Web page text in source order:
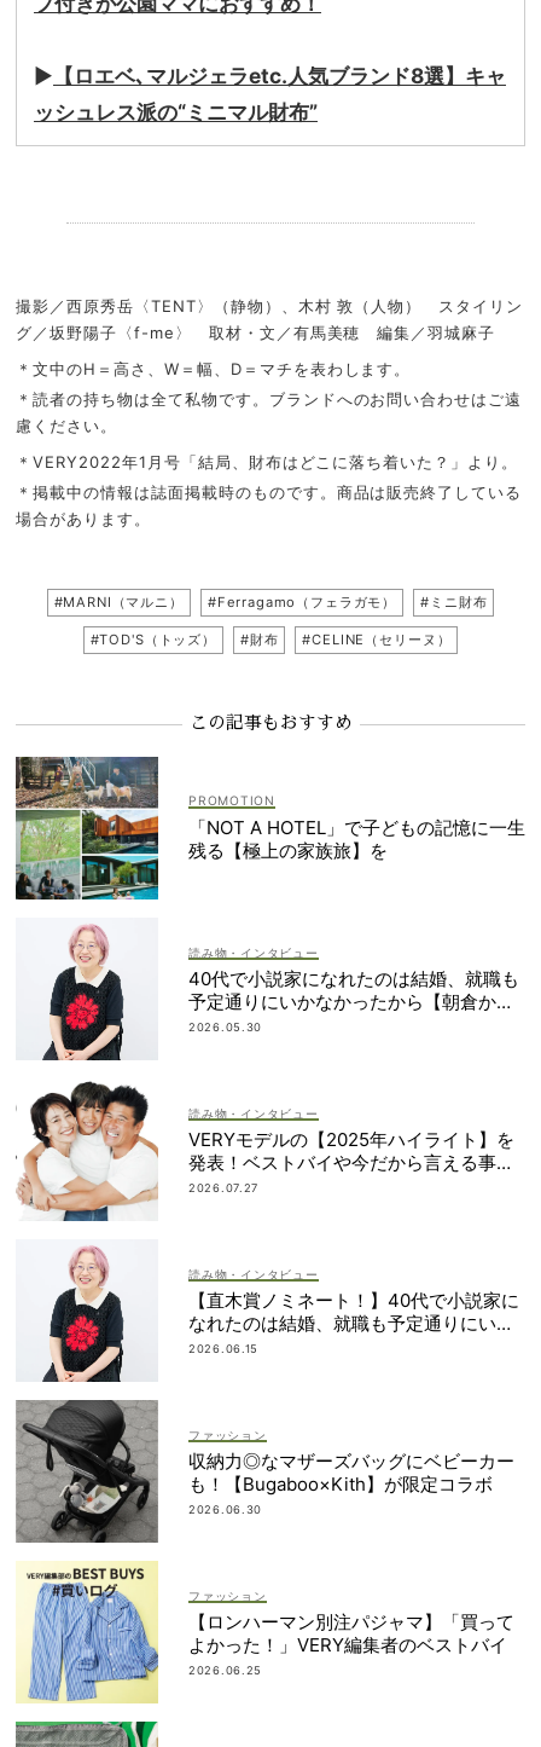
▶︎ 【ロエベ､マルジェラetc.人気ブランド8選】キャ
ッシュレス派の“ミニマル財布”
撮影／西原秀岳〈TENT〉（静物）、木村 敦（人物） スタイリン
グ／坂野陽子〈f-me〉 取材・文／有馬美穂 編集／羽城麻子
＊文中のH＝高さ、W＝幅、D＝マチを表わします。
＊読者の持ち物は全て私物です。ブランドへのお問い合わせはご遠
慮ください。
＊VERY2022年1月号「結局、財布はどこに落ち着いた？」より。
＊掲載中の情報は誌面掲載時のものです。商品は販売終了している
場合があります。
#MARNI（マルニ） #Ferragamo（フェラガモ） #ミニ財布
#TOD'S（トッズ） #財布 #CELINE（セリーヌ）
この記事もおすすめ
「NOT A HOTEL」で子どもの記憶に一生
残る【極上の家族旅】を
読み物・インタビュー
40代で小説家になれたのは結婚、就職も
予定通りにいかなかったから【朝倉かす
みさん】
2026.05.30
読み物・インタビュー
VERYモデルの【2025年ハイライト】を
発表！ベストバイや今だから言える事件
簿も大公開
2026.07.27
読み物・インタビュー
【直木賞ノミネート！】40代で小説家に
なれたのは結婚、就職も予定通りにいか
なかったから｜朝倉かすみさん
2026.06.15
ファッション
収納力◎なマザーズバッグにベビーカー
も！【Bugaboo×Kith】が限定コラボ
2026.06.30
ファッション
【ロンハーマン別注パジャマ】「買って
よかった！」VERY編集者のベストバイ
2026.06.25